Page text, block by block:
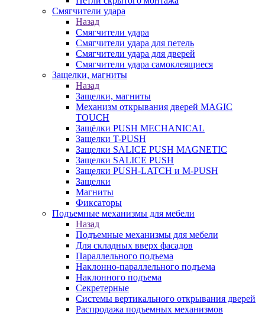
Смягчители удара
Назад
Смягчители удара
Смягчители удара для петель
Смягчители удара для дверей
Cмягчители удара самоклеящиеся
Защелки, магниты
Назад
Защелки, магниты
Механизм открывания дверей MAGIC
TOUCH
Защёлки PUSH MECHANICAL
Защелки T-PUSH
Защелки SALICE PUSH MAGNETIC
Защелки SALICE PUSH
Защелки PUSH-LATCH и M-PUSH
Защелки
Магниты
Фиксаторы
Подъемные механизмы для мебели
Назад
Подъемные механизмы для мебели
Для складных вверх фасадов
Параллельного подъема
Наклонно-параллельного подъема
Наклонного подъема
Секретерные
Системы вертикального открывания дверей
Распродажа подъемных механизмов